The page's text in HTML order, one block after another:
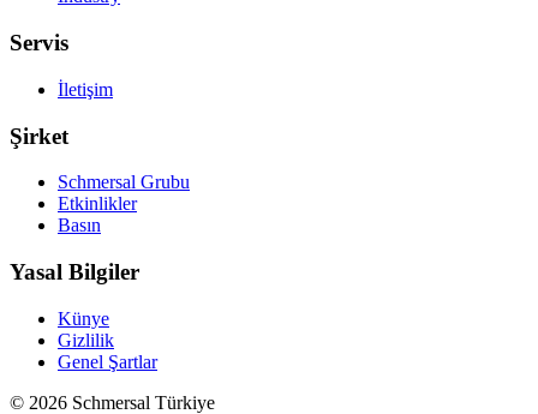
Servis
İletişim
Şirket
Schmersal Grubu
Etkinlikler
Basın
Yasal Bilgiler
Künye
Gizlilik
Genel Şartlar
© 2026 Schmersal Türkiye